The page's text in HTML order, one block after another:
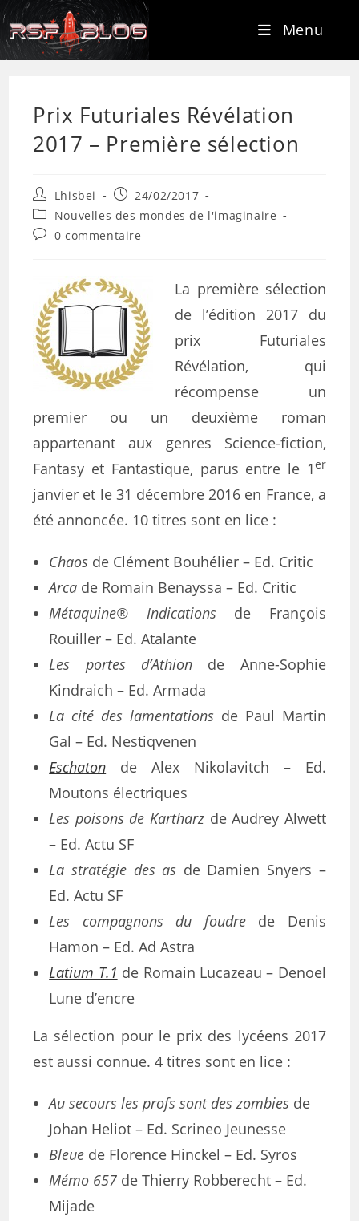
Menu
Prix Futuriales Révélation
2017 – Première sélection
Lhisbei
24/02/2017
Nouvelles des mondes de l'imaginaire
0 commentaire
La première sélection
de l’édition 2017 du
prix Futuriales
Révélation, qui
récompense un
premier ou un deuxième roman
appartenant aux genres Science-fiction,
Fantasy et Fantastique, parus entre le 1er
janvier et le 31 décembre 2016 en France, a
été annoncée. 10 titres sont en lice :
Chaos de Clément Bouhélier – Ed. Critic
Arca de Romain Benayssa – Ed. Critic
Métaquine® Indications de François
Rouiller – Ed. Atalante
Les portes d’Athion de Anne-Sophie
Kindraich – Ed. Armada
La cité des lamentations de Paul Martin
Gal – Ed. Nestiqvenen
Eschaton de Alex Nikolavitch – Ed.
Moutons électriques
Les poisons de Kartharz de Audrey Alwett
– Ed. Actu SF
La stratégie des as de Damien Snyers –
Ed. Actu SF
Les compagnons du foudrede Denis
Hamon – Ed. Ad Astra
Latium T.1 de Romain Lucazeau – Denoel
Lune d’encre
La sélection pour le prix des lycéens 2017
est aussi connue. 4 titres sont en lice :
Au secours les profs sont des zombies de
Johan Heliot – Ed. Scrineo Jeunesse
Bleue de Florence Hinckel – Ed. Syros
Mémo 657 de Thierry Robberecht – Ed.
Mijade